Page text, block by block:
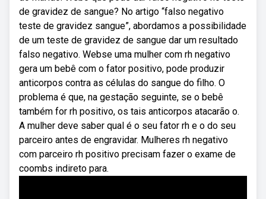
de gravidez de sangue? No artigo “falso negativo
teste de gravidez sangue”, abordamos a possibilidade
de um teste de gravidez de sangue dar um resultado
falso negativo. Webse uma mulher com rh negativo
gera um bebê com o fator positivo, pode produzir
anticorpos contra as células do sangue do filho. O
problema é que, na gestação seguinte, se o bebê
também for rh positivo, os tais anticorpos atacarão o.
A mulher deve saber qual é o seu fator rh e o do seu
parceiro antes de engravidar. Mulheres rh negativo
com parceiro rh positivo precisam fazer o exame de
coombs indireto para.